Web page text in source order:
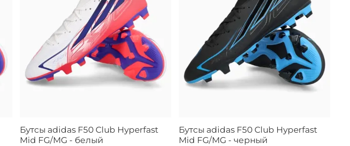
Бутсы adidas F50 Club Hyperfast
Mid FG/MG - белый
Бутсы adidas F50 Club Hyperfast
Mid FG/MG - черный